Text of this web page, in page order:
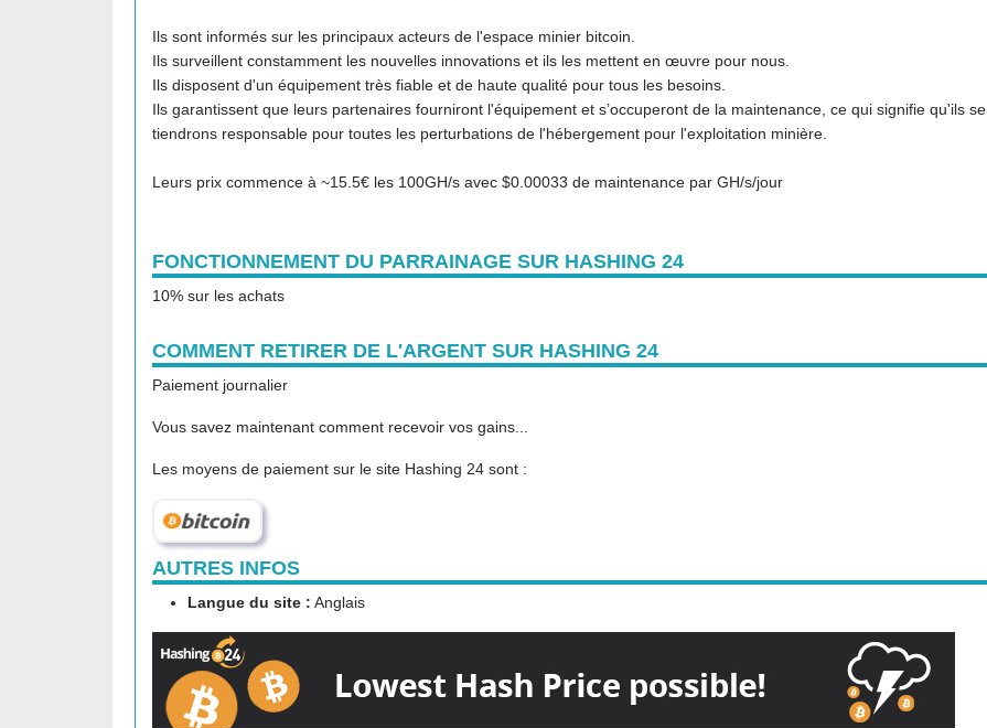
Ils sont informés sur les principaux acteurs de l'espace minier bitcoin.
Ils surveillent constamment les nouvelles innovations et ils les mettent en œuvre pour nous.
Ils disposent d'un équipement très fiable et de haute qualité pour tous les besoins.
Ils garantissent que leurs partenaires fourniront l'équipement et s’occuperont de la maintenance, ce qui signifie qu'ils se
tiendrons responsable pour toutes les perturbations de l'hébergement pour l'exploitation minière.
Leurs prix commence à ~15.5€ les 100GH/s avec $0.00033 de maintenance par GH/s/jour
FONCTIONNEMENT DU PARRAINAGE SUR HASHING 24
10% sur les achats
COMMENT RETIRER DE L'ARGENT SUR HASHING 24
Paiement journalier
Vous savez maintenant comment recevoir vos gains...
Les moyens de paiement sur le site Hashing 24 sont :
AUTRES INFOS
Langue du site : Anglais